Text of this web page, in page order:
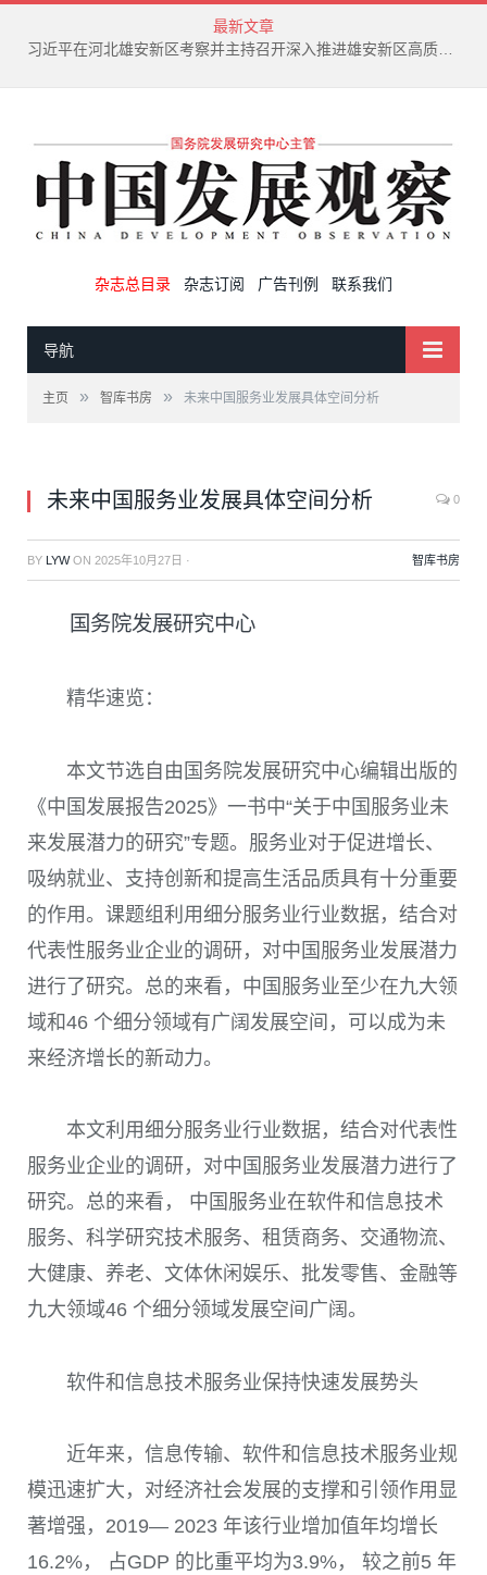
最新文章
新兴产业废弃物循环利用技术演进趋势
杂志总目录 杂志订阅 广告刊例 联系我们
导航
主页 » 智库书房 » 未来中国服务业发展具体空间分析
未来中国服务业发展具体空间分析 0
BY LYWON 2025年10月27日 · 智库书房
国务院发展研究中心
精华速览：
本文节选自由国务院发展研究中心编辑出版的
《中国发展报告2025》一书中“关于中国服务业未
来发展潜力的研究”专题。服务业对于促进增长、
吸纳就业、支持创新和提高生活品质具有十分重要
的作用。课题组利用细分服务业行业数据，结合对
代表性服务业企业的调研，对中国服务业发展潜力
进行了研究。总的来看，中国服务业至少在九大领
域和46 个细分领域有广阔发展空间，可以成为未
来经济增长的新动力。
本文利用细分服务业行业数据，结合对代表性
服务业企业的调研，对中国服务业发展潜力进行了
研究。总的来看， 中国服务业在软件和信息技术
服务、科学研究技术服务、租赁商务、交通物流、
大健康、养老、文体休闲娱乐、批发零售、金融等
九大领域46 个细分领域发展空间广阔。
软件和信息技术服务业保持快速发展势头
近年来，信息传输、软件和信息技术服务业规
模迅速扩大，对经济社会发展的支撑和引领作用显
著增强，2019— 2023 年该行业增加值年均增长
16.2%， 占GDP 的比重平均为3.9%， 较之前5 年